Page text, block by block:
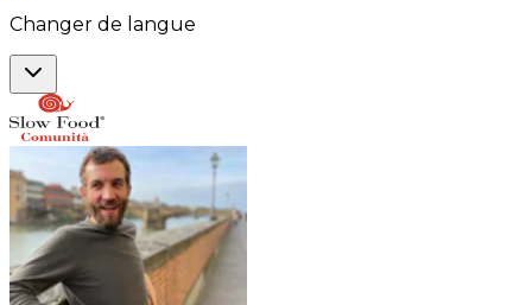
Changer de langue